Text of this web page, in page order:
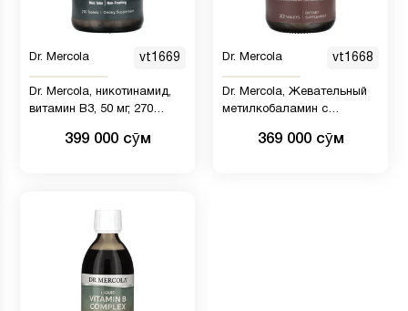
Dr. Mercola vt1669
Dr. Mercola, никотинамид,
витамин B3, 50 мг, 270
399 000 сӯм
Dr. Mercola vt1668
Dr. Mercola, Жевательный
метилкобаламин с
натуральная вишня, 30
369 000 сӯм